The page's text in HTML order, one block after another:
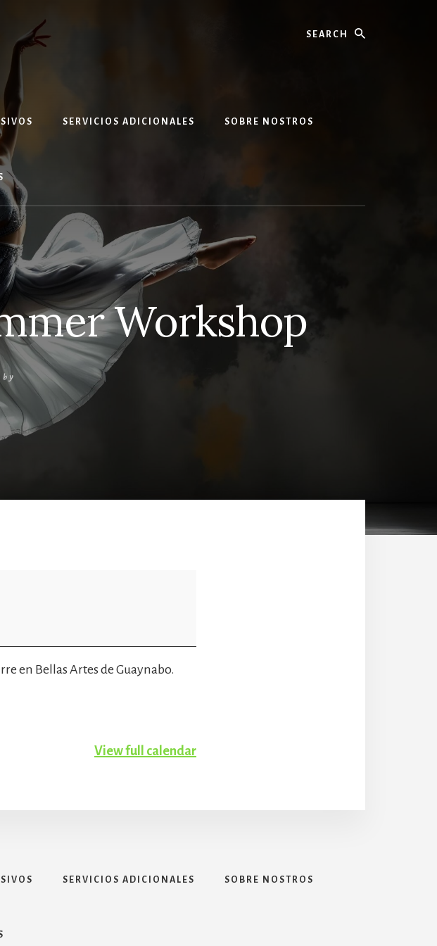
SERVICIOS ADICIONALES SOBRE NOSTROS
Workshop
by
en Bellas Artes de Guaynabo.
View full calendar
SERVICIOS ADICIONALES SOBRE NOSTROS